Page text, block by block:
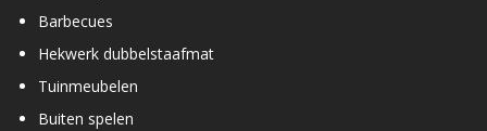
Barbecues
Hekwerk dubbelstaafmat
Tuinmeubelen
Buiten spelen